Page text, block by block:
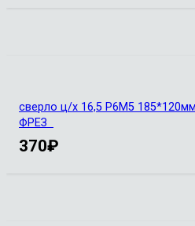
сверло ц/х 16,5 Р6М5
ФРЕЗ
370₽